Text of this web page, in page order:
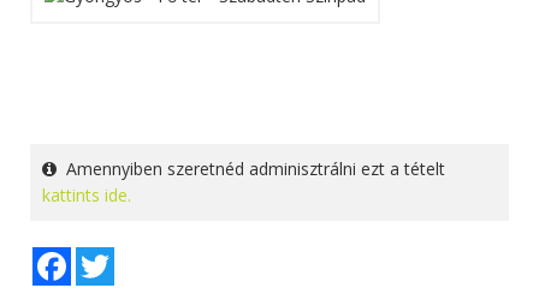
Amennyiben szeretnéd adminisztrálni ezt a tételt
kattints ide.
Facebook